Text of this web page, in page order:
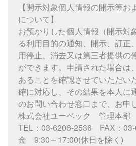
【開示対象個人情報の開示等お
について】
お預かりした個人情報（開示対
る利用目的の通知、開示、訂正
用停止、消去又は第三者提供の
ができます。申請された場合は
あることを確認させていただい
確に対応し、その結果を本人に
のお問い合わせ窓口まで、お申
株式会社ユーベック 管理本部
TEL：03-6206-2536 FAX：
金 9:30～17:00(休日を除く)